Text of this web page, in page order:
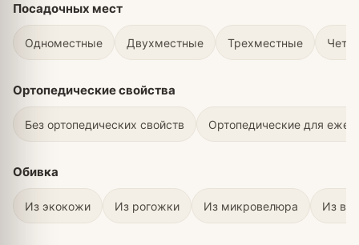
Посадочных мест
Одноместные Двухместные Трехместные
Ортопедические свойства
Без ортопедических свойств Ортопедические для
Обивка
Из экокожи Из рогожки Из микровелюра Из